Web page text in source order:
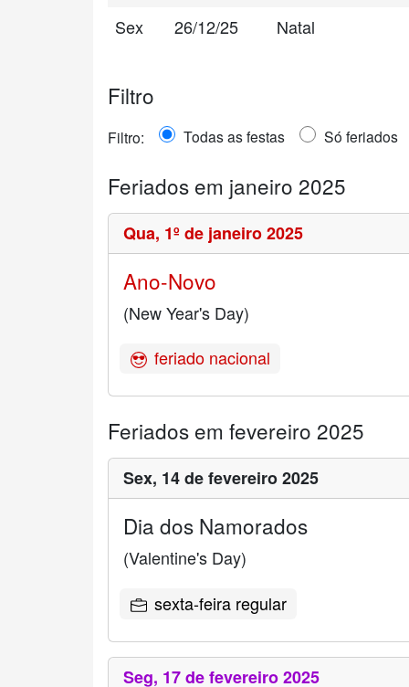
Sex
26/12/25 Natal
Filtro
Filtro: Todas as festas Só feriados
Feriados em janeiro 2025
Qua, 1º de janeiro 2025
Ano-Novo
(New Year's Day)
feriado nacional
Feriados em fevereiro 2025
Sex, 14 de fevereiro 2025
Dia dos Namorados
(Valentine's Day)
sexta-feira regular
Seg, 17 de fevereiro 2025